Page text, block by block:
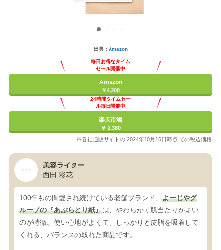
出典： Amazon
毎日お得なタイム
セール開催中
Amazon
￥4,200
24時間タイムセー
ル毎日開催中
楽天市場
￥ 2,380
※各社通販サイトの 2024年10月16日時点 での税込価格
美容ライター
西田 彩花
100年もの間愛され続けている老舗ブランド、 よーじやグ
ループの『あぶらとり紙』は、やわらかく肌当たりがよい
のが特徴。使い心地がよくて、しっかりと皮脂を吸着して
くれる、バランスの取れた商品です。